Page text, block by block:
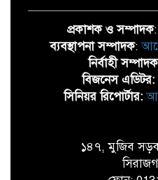
প্রকাশক ও সম্পাদক
ব্যবস্থাপনা সম্পাদক:
নির্বাহী সম্পাদক
বিজনেস এডিটর:
সিনিয়র রিপোর্টার:
১৪৭, মুজিব